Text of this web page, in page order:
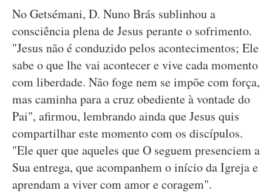
No Getsémani, D. Nuno Brás sublinhou a
consciência plena de Jesus perante o sofrimento.
"Jesus não é conduzido pelos acontecimentos; Ele
sabe o que lhe vai acontecer e vive cada momento
com liberdade. Não foge nem se impõe com força,
mas caminha para a cruz obediente à vontade do
Pai", afirmou, lembrando ainda que Jesus quis
compartilhar este momento com os discípulos.
"Ele quer que aqueles que O seguem presenciem a
Sua entrega, que acompanhem o início da Igreja e
aprendam a viver com amor e coragem".